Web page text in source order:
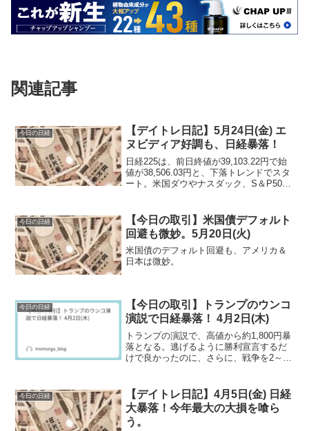
関連記事
今日の日経
【デイトレ日記】5月24日(金) エ
ヌビディア好調も、日経暴落！
日経225は、前日終値が39,103.22円で始
値が38,506.03円と、下落トレンドでスタ
ート。米国ダウやナスダック、S＆P500
今日の日経
【今日の取引】米国債デフォルト
回避も微妙。5月20日(火)
米国債のデフォルト回避も、アメリカ＆
日本は微妙。
今日の日経
【今日の取引】トランプのウンコ
演説で日経暴落！ 4月2日(木)
トランプの演説で、高値から約1,800円暴
落となる。逃げるように勝利宣言するだ
けで良かったのに、さらに、戦争を2～3
る。どっち？(笑)
今日の日経
【デイトレ日記】4月5日(金) 日経
大暴落！今年最大の大損を喰ら
う。